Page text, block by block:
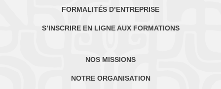
FORMALITÉS D’ENTREPRISE
S’INSCRIRE EN LIGNE AUX FORMATIONS
NOS MISSIONS
NOTRE ORGANISATION